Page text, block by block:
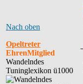
Nach oben
Opeltreter
EhrenMitglied
Wandelndes
Tuninglexikon ü1000